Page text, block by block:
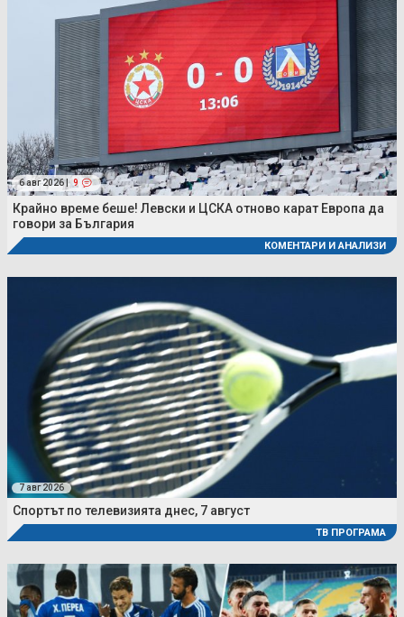
6 авг 2026 | 9
Крайно време беше! Левски и ЦСКА отново карат Европа да
говори за България
КОМЕНТАРИ И АНАЛИЗИ
7 авг 2026
Спортът по телевизията днес, 7 август
ТВ ПРОГРАМА